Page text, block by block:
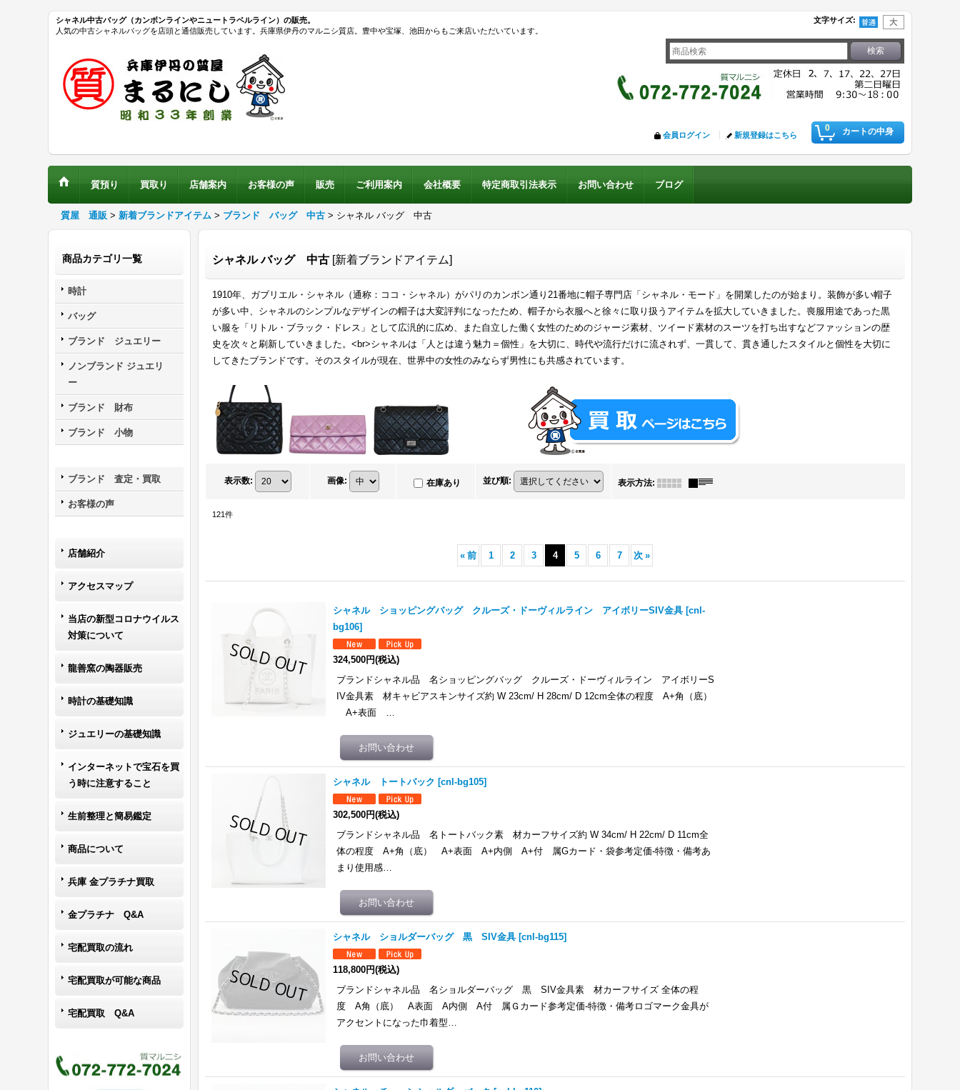
シャネル中古バッグ（カンボンラインやニュートラベルライン）の販売。
人気の中古シャネルバッグを店頭と通信販売しています。兵庫県伊丹のマルニシ質店。豊中や宝塚、池田からもご来店いただいています。
文字サイズ:
0 カートの中身
会員ログイン 新規登録はこちら
質預り 買取り 店舗案内 お客様の声 販売 ご利用案内 会社概要 特定商取引法表示 お問い合わせ ブログ
質屋 通販 > 新着ブランドアイテム > ブランド バッグ 中古 > シャネル バッグ 中古
商品カテゴリ一覧
時計
バッグ
ブランド ジュエリー
ノンブランド ジュエリ
ー
ブランド 財布
ブランド 小物
ブランド 査定・買取
お客様の声
店舗紹介
アクセスマップ
当店の新型コロナウイルス
対策について
龍善窯の陶器販売
時計の基礎知識
ジュエリーの基礎知識
インターネットで宝石を買
う時に注意すること
生前整理と簡易鑑定
商品について
兵庫 金プラチナ買取
金プラチナ Q&A
宅配買取の流れ
宅配買取が可能な商品
宅配買取 Q&A
シャネル バッグ 中古 [新着ブランドアイテム]
1910年、ガブリエル・シャネル（通称：ココ・シャネル）がパリのカンボン通り21番地に帽子専門店「シャネル・モード」を開業したのが始まり。装飾が多い帽子
が多い中、シャネルのシンプルなデザインの帽子は大変評判になったため、帽子から衣服へと徐々に取り扱うアイテムを拡大していきました。喪服用途であった黒
い服を「リトル・ブラック・ドレス」として広汎的に広め、また自立した働く女性のためのジャージ素材、ツイード素材のスーツを打ち出すなどファッションの歴
史を次々と刷新していきました。<br>シャネルは「人とは違う魅力＝個性」を大切に、時代や流行だけに流されず、一貫して、貫き通したスタイルと個性を大切に
してきたブランドです。そのスタイルが現在、世界中の女性のみならず男性にも共感されています。
表示数: 画像: 在庫あり 並び順: 表示方法:
121件
« 前 1 2 3 4 5 6 7 次 »
シャネル ショッピングバッグ クルーズ・ドーヴィルライン アイボリーSIV金具 [cnl-
bg106]
324,500円(税込)
ブランドシャネル品 名ショッピングバッグ クルーズ・ドーヴィルライン アイボリーS
IV金具素 材キャビアスキンサイズ約 W 23cm/ H 28cm/ D 12cm全体の程度 A+角（底）
A+表面 …
シャネル トートバック [cnl-bg105]
302,500円(税込)
ブランドシャネル品 名トートバック素 材カーフサイズ約 W 34cm/ H 22cm/ D 11cm全
体の程度 A+角（底） A+表面 A+内側 A+付 属Gカード・袋参考定価-特徴・備考あ
まり使用感…
シャネル ショルダーバッグ 黒 SIV金具 [cnl-bg115]
118,800円(税込)
ブランドシャネル品 名ショルダーバッグ 黒 SIV金具素 材カーフサイズ 全体の程
度 A角（底） A表面 A内側 A付 属Ｇカード参考定価-特徴・備考ロゴマーク金具が
アクセントになった巾着型…